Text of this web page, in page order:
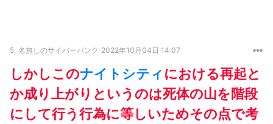
5. 名無しのサイバーパンク 2022年10月04日 14:07
しかしこのナイトシティ における再起と
か成り上がりというのは死体の山を階段
にして行う行為に等しいためその点で考